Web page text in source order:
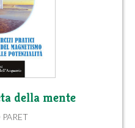
della mente